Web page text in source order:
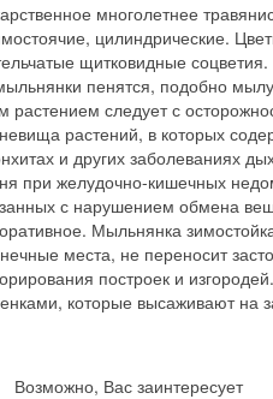
многолетнее
цилиндрические.
щитковидные
пенятся, подобно
растением следует с
растений, в которых
и других заболеваниях
при желудочно-кишечных
с нарушением обмена
Мыльнянка
места, не переносит
построек и
которые высаживают на
Возможно, Вас заинтересует